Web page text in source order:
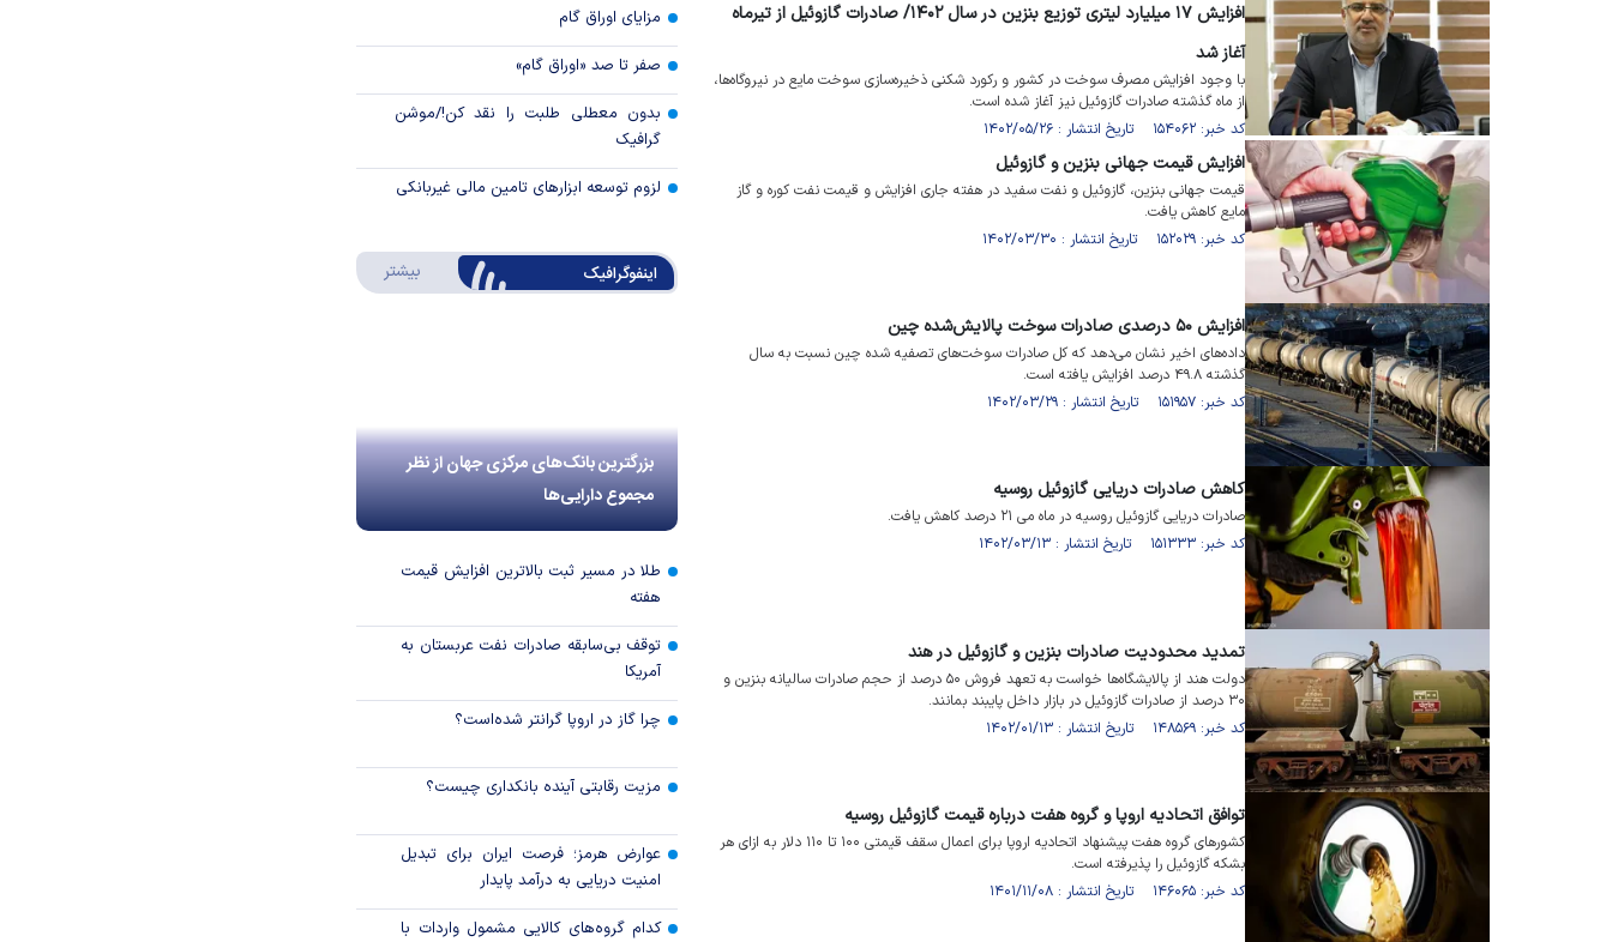
افزایش ۱۷ میلیارد لیتری توزیع بنزین در سال ۱۴۰۲/ صادرات گازوئیل از تیرماه
آغاز شد
با وجود افزایش مصرف سوخت در کشور و رکورد شکنی ذخیره‌سازی سوخت مایع در نیروگاه‌ها،
از ماه گذشته صادرات گازوئیل نیز آغاز شده است.
کد خبر: ۱۵۴۰۶۲ تاریخ انتشار : ۱۴۰۲/۰۵/۲۶
افزایش قیمت جهانی بنزین و گازوئیل
قیمت جهانی بنزین، گازوئیل و نفت سفید در هفته جاری افزایش و قیمت نفت کوره و گاز
مایع کاهش یافت.
کد خبر: ۱۵۲۰۲۹ تاریخ انتشار : ۱۴۰۲/۰۳/۳۰
افزایش ۵۰ درصدی صادرات سوخت پالایش‌شده چین
داده‌های اخیر نشان می‌دهد که کل صادرات سوخت‌های تصفیه شده چین نسبت به سال
گذشته ۴۹.۸ درصد افزایش یافته است.
کد خبر: ۱۵۱۹۵۷ تاریخ انتشار : ۱۴۰۲/۰۳/۲۹
کاهش صادرات دریایی گازوئیل روسیه
صادرات دریایی گازوئیل روسیه در ماه می ۲۱ درصد کاهش یافت.
کد خبر: ۱۵۱۳۳۳ تاریخ انتشار : ۱۴۰۲/۰۳/۱۳
تمدید محدودیت صادرات بنزین و گازوئیل در هند
دولت هند از پالایشگاه‌ها خواست به تعهد فروش ۵۰ درصد از حجم صادرات سالیانه بنزین و
۳۰ درصد از صادرات گازوئیل در بازار داخل پایبند بمانند.
کد خبر: ۱۴۸۵۶۹ تاریخ انتشار : ۱۴۰۲/۰۱/۱۳
توافق اتحادیه اروپا و گروه هفت درباره قیمت گازوئیل روسیه
کشور‌های گروه هفت پیشنهاد اتحادیه اروپا برای اعمال سقف قیمتی ۱۰۰ تا ۱۱۰ دلار به ازای هر
بشکه گازوئیل را پذیرفته است.
کد خبر: ۱۴۶۰۶۵ تاریخ انتشار : ۱۴۰۱/۱۱/۰۸
مزایای اوراق گام
صفر تا صد «اوراق گام»
بدون معطلی طلبت را نقد کن!/موشن
گرافیک
لزوم توسعه ابزارهای تامین مالی غیربانکی
اینفوگرافیک بیشتر درباره اینفوگرافیک
بزرگترین بانک‌های مرکزی جهان از نظر
مجموع دارایی‌ها
طلا در مسیر ثبت بالاترین افزایش قیمت
هفته
توقف بی‌سابقه صادرات نفت عربستان به
آمریکا
چرا گاز در اروپا گرانتر شده‌است؟
مزیت رقابتی آینده بانکداری چیست؟
عوارض هرمز؛ فرصت ایران برای تبدیل
امنیت دریایی به درآمد پایدار
کدام گروه‌های کالایی مشمول واردات با